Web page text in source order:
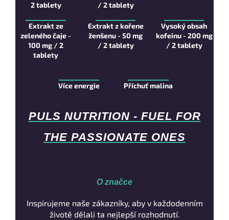
2 tablety / 2 tablety
Extrakt ze
zeleného čaje -
100 mg / 2
tablety
Extrakt z kořene
ženšenu - 50 mg
/ 2 tablety
Vysoký obsah
kofeinu - 200 mg
/ 2 tablety
Více energie Příchuť malina
PULS NUTRITION - FUEL FOR
THE PASSIONATE ONES
O značce
Inspirujeme naše zákazníky, aby v každodenním
životě dělali ta nejlepší rozhodnutí.